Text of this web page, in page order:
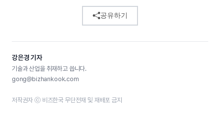
공유하기
강은경 기자
기술과 산업을 취재하고 씁니다.
gong@bizhankook.com
저작권자 ⓒ 비즈한국 무단전재 및 재배포 금지